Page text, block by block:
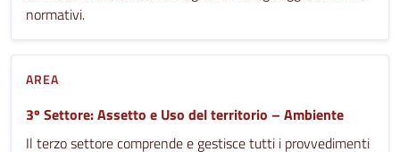
normativi.
AREA
3º Settore: Assetto e Uso del territorio – Ambiente
Il terzo settore comprende e gestisce tutti i provvedimenti